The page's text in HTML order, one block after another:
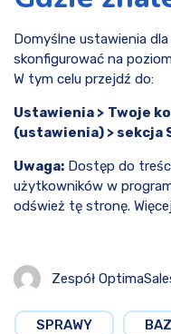
Domyślne ustawienia dla
skonfigurować na
W tym celu przejdź do:
Ustawienia > Twoje
(ustawienia) > sekcja
Uwaga: Dostęp do
użytkowników w
odśwież tę stronę.
Zespół
SPRAWY